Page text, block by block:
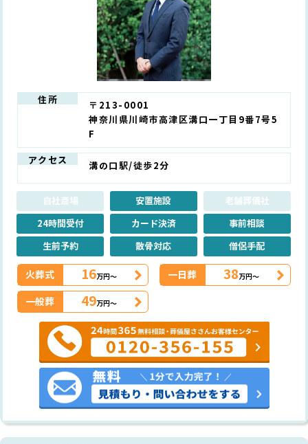
住所
〒213-0001
神奈川県川崎市高津区溝口一丁目9番7号5
F
アクセス 溝の口駅/徒歩2分
自社斎場 安置施設
老舗葬儀社
24時間受付
カード決済
事前相談
生前予約
散骨対応 僧侶手配
火葬式 16万円～ 一日葬 38万円～
一般葬 49万円～